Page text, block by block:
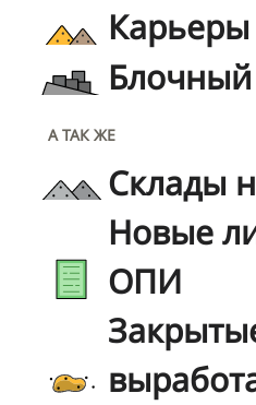
Блочный
А ТАК ЖЕ
Склады
Новые
ОПИ